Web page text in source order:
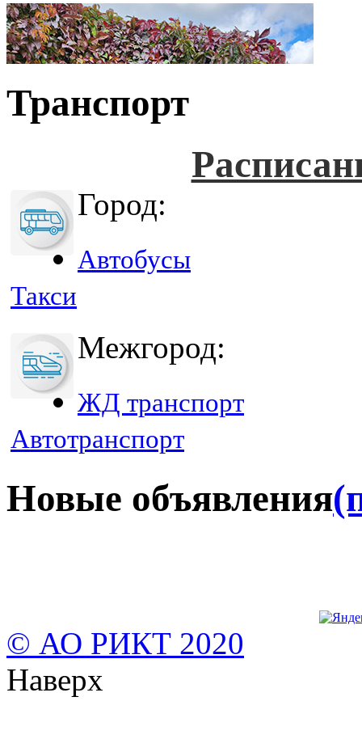
Транспорт
Город:
Автобусы
Такси
Межгород:
ЖД транспорт
Автотранспорт
Новые объявления
© АО РИКТ 2020
Наверх